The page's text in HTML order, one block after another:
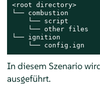
<root directory>
└── combustion
    └── script
    └── other files
└── ignition
    └── config.ign
In diesem Szenario
ausgeführt.